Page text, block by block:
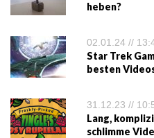
heben?
02.01.24 //
Star Trek
besten
31.12.23 //
Lang,
schlimme